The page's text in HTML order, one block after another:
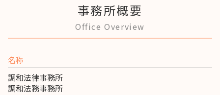
事務所概要
Office Overview
名称
調和法律事務所
調和法務事務所